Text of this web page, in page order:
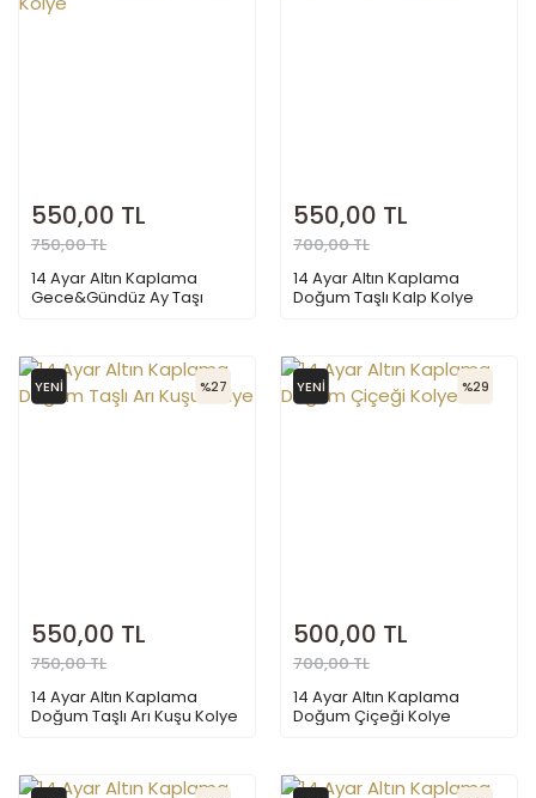
550,00 TL
750,00 TL
14 Ayar Altın Kaplama
Gece&Gündüz Ay Taşı
550,00 TL
700,00 TL
14 Ayar Altın Kaplama
Doğum Taşlı Kalp Kolye
YENİ %27
550,00 TL
750,00 TL
14 Ayar Altın Kaplama
Doğum Taşlı Arı Kuşu Kolye
YENİ %29
500,00 TL
700,00 TL
14 Ayar Altın Kaplama
Doğum Çiçeği Kolye